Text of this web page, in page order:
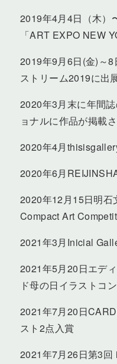
2019年4月4日（木）
「ART EXPO NEW
2019年9月6日(金)～8
ストリーム2019に出
2020年3月末に年間
ョナルに作品が掲載
2020年4月
2020年6月
2020年12月15日明石
Compact Art
2021年3月Inicial
2021年5月20日エデ
ド母の日イラストコ
2021年7月20日
スト2点入賞
2021年7月26日第3回